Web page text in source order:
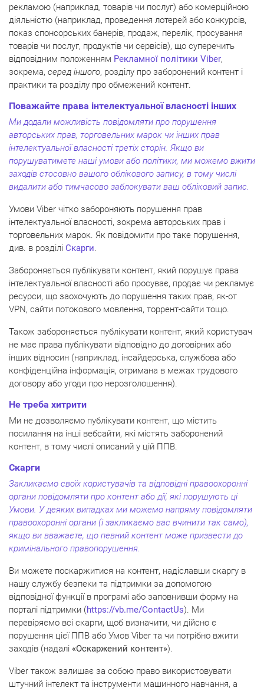
рекламою (наприклад, товарів чи послуг) або комерційною
діяльністю (наприклад, проведення лотерей або конкурсів,
показ спонсорських банерів, продаж, перелік, просування
товарів чи послуг, продуктів чи сервісів), що суперечить
відповідним положенням Рекламної політики Viber,
зокрема, серед іншого, розділу про заборонений контент і
практики та розділу про обмежений контент.
Поважайте права інтелектуальної власності інших
Ми додали можливість повідомляти про порушення
авторських прав, торговельних марок чи інших прав
інтелектуальної власності третіх сторін. Якщо ви
порушуватимете наші умови або політики, ми можемо вжити
заходів стосовно вашого облікового запису, в тому числі
видалити або тимчасово заблокувати ваш обліковий запис.
Умови Viber чітко забороняють порушення прав
інтелектуальної власності, зокрема авторських прав і
торговельних марок. Як повідомити про таке порушення,
див. в розділі Скарги.
Забороняється публікувати контент, який порушує права
інтелектуальної власності або просуває, продає чи рекламує
ресурси, що заохочують до порушення таких прав, як-от
VPN, сайти потокового мовлення, торрент-сайти тощо.
Також забороняється публікувати контент, який користувач
не має права публікувати відповідно до договірних або
інших відносин (наприклад, інсайдерська, службова або
конфіденційна інформація, отримана в межах трудового
договору або угоди про нерозголошення).
Не треба хитрити
Ми не дозволяємо публікувати контент, що містить
посилання на інші вебсайти, які містять заборонений
контент, в тому числі описаний у цій ППВ.
Скарги
Закликаємо своїх користувачів та відповідні правоохоронні
органи повідомляти про контент або дії, які порушують ці
Умови. У деяких випадках ми можемо напряму повідомляти
правоохоронні органи (і закликаємо вас вчинити так само),
якщо ви вважаєте, що певний контент може призвести до
кримінального правопорушення.
Ви можете поскаржитися на контент, надіславши скаргу в
нашу службу безпеки та підтримки за допомогою
відповідної функції в програмі або заповнивши форму на
порталі підтримки (https://vb.me/ContactUs). Ми
перевіряємо всі скарги, щоб визначити, чи дійсно є
порушення цієї ППВ або Умов Viber та чи потрібно вжити
заходів (надалі «Оскаржений контент»).
Viber також залишає за собою право використовувати
штучний інтелект та інструменти машинного навчання, а